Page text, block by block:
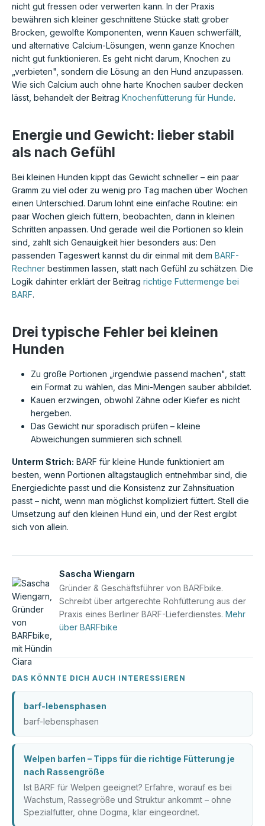
nicht gut fressen oder verwerten kann. In der Praxis
bewähren sich kleiner geschnittene Stücke statt grober
Brocken, gewolfte Komponenten, wenn Kauen schwerfällt,
und alternative Calcium-Lösungen, wenn ganze Knochen
nicht gut funktionieren. Es geht nicht darum, Knochen zu
„verbieten", sondern die Lösung an den Hund anzupassen.
Wie sich Calcium auch ohne harte Knochen sauber decken
lässt, behandelt der Beitrag Knochenfütterung für Hunde.
Energie und Gewicht: lieber stabil
als nach Gefühl
Bei kleinen Hunden kippt das Gewicht schneller – ein paar
Gramm zu viel oder zu wenig pro Tag machen über Wochen
einen Unterschied. Darum lohnt eine einfache Routine: ein
paar Wochen gleich füttern, beobachten, dann in kleinen
Schritten anpassen. Und gerade weil die Portionen so klein
sind, zahlt sich Genauigkeit hier besonders aus: Den
passenden Tageswert kannst du dir einmal mit dem BARF-
Rechner bestimmen lassen, statt nach Gefühl zu schätzen. Die
Logik dahinter erklärt der Beitrag richtige Futtermenge bei
BARF.
Drei typische Fehler bei kleinen
Hunden
Zu große Portionen „irgendwie passend machen", statt
ein Format zu wählen, das Mini-Mengen sauber abbildet.
Kauen erzwingen, obwohl Zähne oder Kiefer es nicht
hergeben.
Das Gewicht nur sporadisch prüfen – kleine
Abweichungen summieren sich schnell.
Unterm Strich: BARF für kleine Hunde funktioniert am
besten, wenn Portionen alltagstauglich entnehmbar sind, die
Energiedichte passt und die Konsistenz zur Zahnsituation
passt – nicht, wenn man möglichst kompliziert füttert. Stell die
Umsetzung auf den kleinen Hund ein, und der Rest ergibt
sich von allein.
Sascha Wiengarn
Gründer & Geschäftsführer von BARFbike.
Schreibt über artgerechte Rohfütterung aus der
Praxis eines Berliner BARF-Lieferdienstes. Mehr
über BARFbike
DAS KÖNNTE DICH AUCH INTERESSIEREN
barf-lebensphasen
barf-lebensphasen
Welpen barfen – Tipps für die richtige Fütterung je
nach Rassengröße
Ist BARF für Welpen geeignet? Erfahre, worauf es bei
Wachstum, Rassegröße und Struktur ankommt – ohne
Spezialfutter, ohne Dogma, klar eingeordnet.